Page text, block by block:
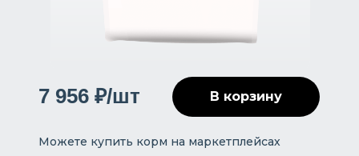
Можете купить корм на маркетплейсах
7 956 ₽/шт В корзину